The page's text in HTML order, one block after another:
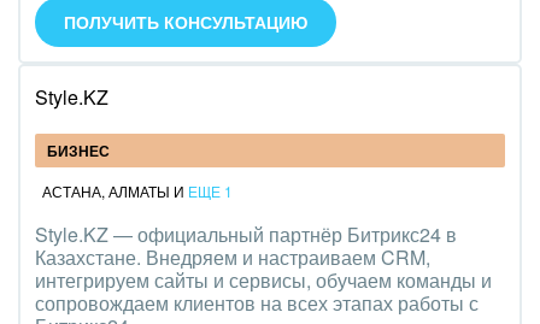
ПОЛУЧИТЬ КОНСУЛЬТАЦИЮ
Style.KZ
БИЗНЕС
АСТАНА, АЛМАТЫ И ЕЩЕ 1
Style.KZ — официальный партнёр Битрикс24 в
Казахстане. Внедряем и настраиваем CRM,
интегрируем сайты и сервисы, обучаем команды и
сопровождаем клиентов на всех этапах работы с